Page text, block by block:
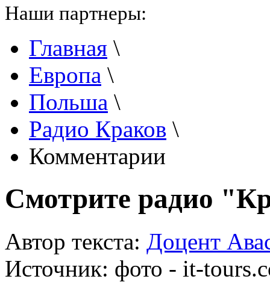
Наши партнеры:
Главная \
Европа \
Польша \
Радио Краков \
Комментарии
Смотрите радио
Автор текста: Доцент
Источник: фото - it-